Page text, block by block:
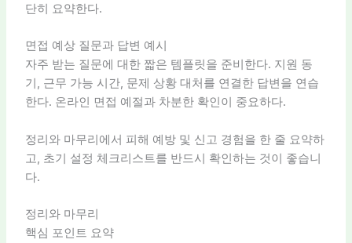
단히 요약한다.
면접 예상 질문과 답변 예시
자주 받는 질문에 대한 짧은 템플릿을 준비한다. 지원 동
기, 근무 가능 시간, 문제 상황 대처를 연결한 답변을 연습
한다. 온라인 면접 예절과 차분한 확인이 중요하다.
정리와 마무리에서 피해 예방 및 신고 경험을 한 줄 요약하
고, 초기 설정 체크리스트를 반드시 확인하는 것이 좋습니
다.
정리와 마무리
핵심 포인트 요약